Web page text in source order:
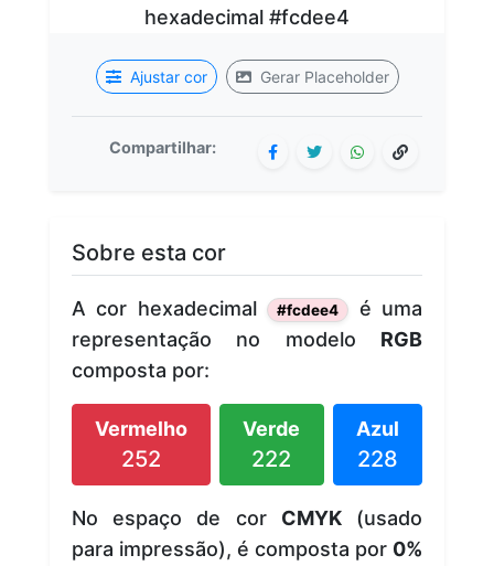
Ajustar cor Gerar Placeholder
Compartilhar:
Sobre esta cor
A cor hexadecimal #fcdee4
é uma
representação no modelo RGB
composta por:
Vermelho
252
Verde
222
Azul
228
No espaço de cor CMYK(usado
para impressão), é composta por 0%